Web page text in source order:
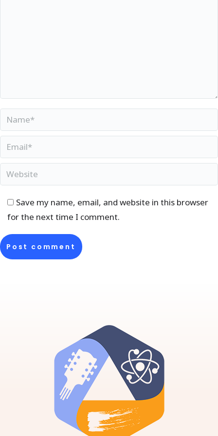
Name *
Email *
Website
Save my name, email, and website in this browser
for the next time I comment.
Post comment